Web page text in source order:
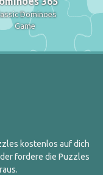
Dominoes
Game
kostenlos auf dich
fordere die Puzzles